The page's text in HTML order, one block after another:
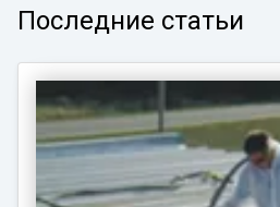
Последние статьи